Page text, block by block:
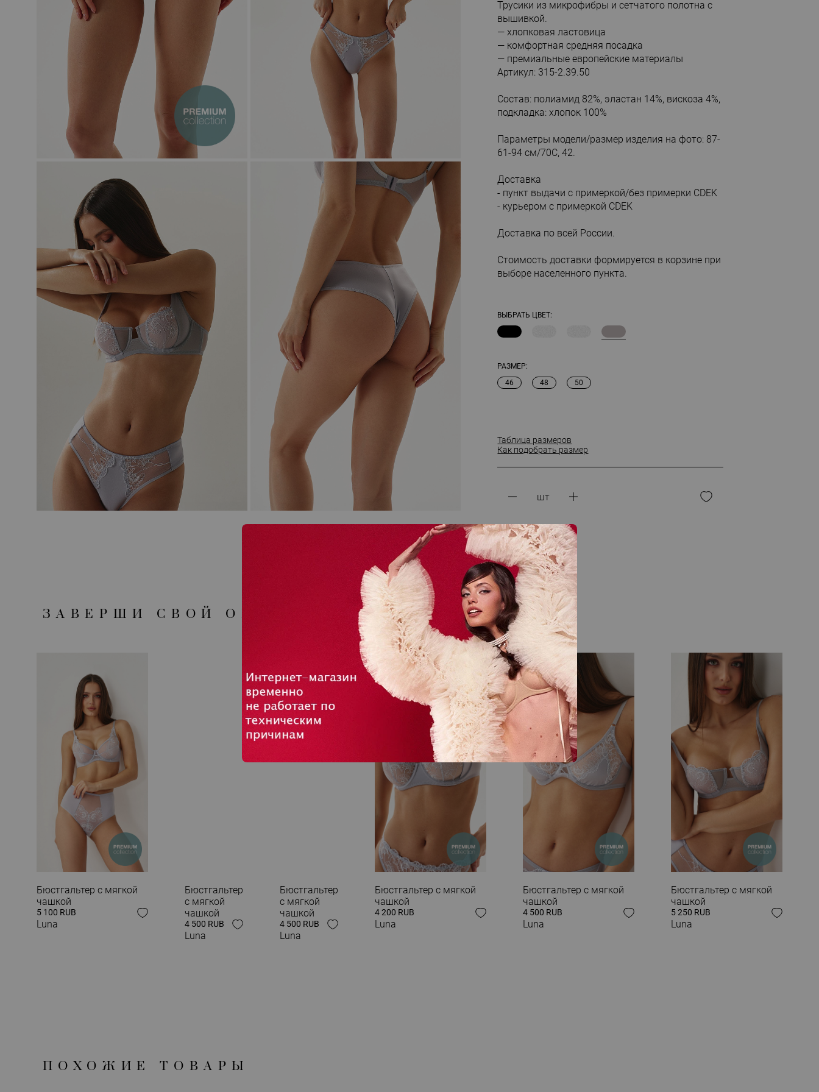
Трусики из микрофибры и сетчатого полотна с
вышивкой.
— хлопковая ластовица
— комфортная средняя посадка
— премиальные европейские материалы
Артикул: 315-2.39.50
Состав: полиамид 82%, эластан 14%, вискоза 4%,
подкладка: хлопок 100%
Параметры модели/размер изделия на фото: 87-
61-94 см/70С, 42.
Доставка
- пункт выдачи с примеркой/без примерки CDEK
- курьером с примеркой CDEK
Доставка по всей России.
Стоимость доставки формируется в корзине при
выборе населенного пункта.
ВЫБРАТЬ ЦВЕТ:
РАЗМЕР:
46
48 50
Таблица размеров
Как подобрать размер
шт
ЗАВЕРШИ СВОЙ ОБРАЗ
Бюстгальтер с мягкой
чашкой
5 100 RUB
Luna
Бюстгальтер
с мягкой
чашкой
4 500 RUB
Luna
Бюстгальтер
с мягкой
чашкой
4 500 RUB
Luna
Бюстгальтер с мягкой
чашкой
4 200 RUB
Luna
Бюстгальтер с мягкой
чашкой
4 500 RUB
Luna
Бюстгальтер с мягкой
чашкой
5 250 RUB
Luna